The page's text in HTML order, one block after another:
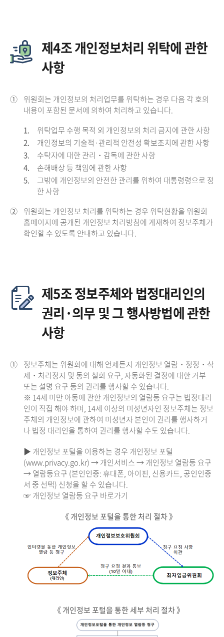
제4조 개인정보처리 위탁에 관한
사항
① 위원회는 개인정보의 처리업무를 위탁하는 경우 다음 각 호의
내용이 포함된 문서에 의하여 처리하고 있습니다.
1.
위탁업무 수행 목적 외 개인정보의 처리 금지에 관한 사항
2.
개인정보의 기술적·관리적 안전성 확보조치에 관한 사항
3.
수탁자에 대한 관리・감독에 관한 사항
4.
손해배상 등 책임에 관한 사항
5.
그밖에 개인정보의 안전한 관리를 위하여 대통령령으로 정
한 사항
② 위원회는 개인정보 처리를 위탁하는 경우 위탁현황을 위원회
홈페이지에 공개된 개인정보 처리방침에 게재하여 정보주체가
확인할 수 있도록 안내하고 있습니다.
제5조 정보주체와 법정대리인의
권리·의무 및 그 행사방법에 관한
사항
① 정보주체는 위원회에 대해 언제든지 개인정보 열람・정정・삭
제・처리정지 및 동의 철회 요구, 자동화된 결정에 대한 거부
또는 설명 요구 등의 권리를 행사할 수 있습니다.
※ 14세 미만 아동에 관한 개인정보의 열람등 요구는 법정대리
인이 직접 해야 하며, 14세 이상의 미성년자인 정보주체는 정보
주체의 개인정보에 관하여 미성년자 본인이 권리를 행사하거
나 법정 대리인을 통하여 권리를 행사할 수도 있습니다.
▶ 개인정보 포털을 이용하는 경우 개인정보 포털
(www.privacy.go.kr) → 개인서비스 → 개인정보 열람등 요구
→ 열람등요구 (본인인증: 휴대폰, 아이핀, 신용카드, 공인인증
서 중 선택) 신청을 할 수 있습니다.
☞ 개인정보 열람등 요구 바로가기
《 개인정보 포털을 통한 처리 절차 》
《 개인정보 포털을 통한 세부 처리 절차 》